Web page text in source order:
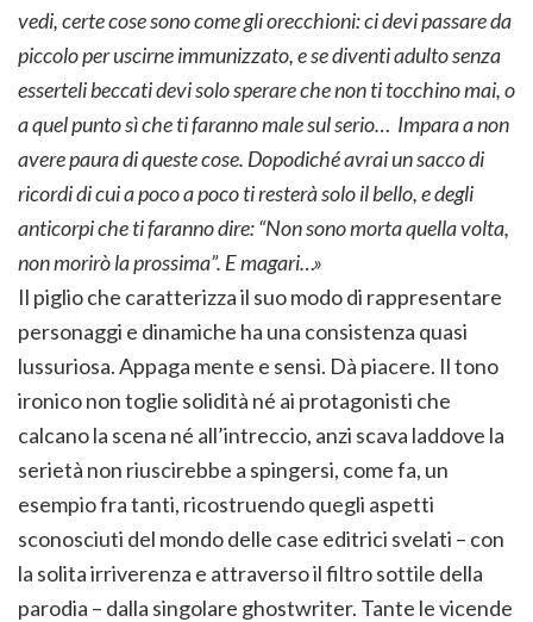
vedi, certe cose sono come gli orecchioni: ci devi passare da
piccolo per uscirne immunizzato, e se diventi adulto senza
esserteli beccati devi solo sperare che non ti tocchino mai, o
a quel punto sì che ti faranno male sul serio… Impara a non
avere paura di queste cose. Dopodiché avrai un sacco di
ricordi di cui a poco a poco ti resterà solo il bello, e degli
anticorpi che ti faranno dire: “Non sono morta quella volta,
non morirò la prossima”. E magari…»
Il piglio che caratterizza il suo modo di rappresentare
personaggi e dinamiche ha una consistenza quasi
lussuriosa. Appaga mente e sensi. Dà piacere. Il tono
ironico non toglie solidità né ai protagonisti che
calcano la scena né all’intreccio, anzi scava laddove la
serietà non riuscirebbe a spingersi, come fa, un
esempio fra tanti, ricostruendo quegli aspetti
sconosciuti del mondo delle case editrici svelati – con
la solita irriverenza e attraverso il filtro sottile della
parodia – dalla singolare ghostwriter. Tante le vicende